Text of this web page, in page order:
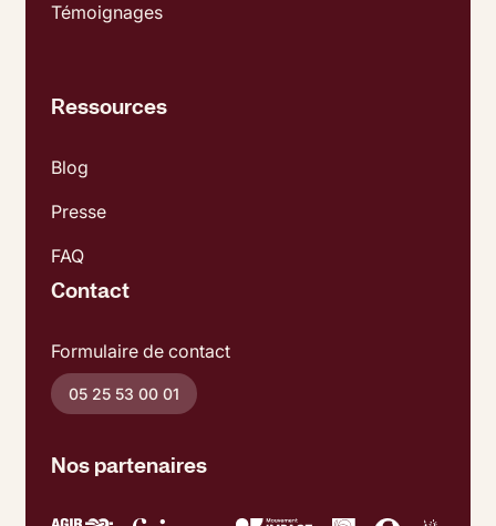
Témoignages
Ressources
Blog
Presse
FAQ
Contact
Formulaire de contact
05 25 53 00 01
Nos partenaires